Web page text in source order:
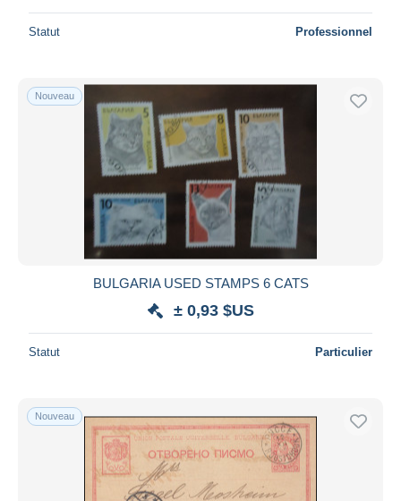
Statut Professionnel
Nouveau
BULGARIA USED STAMPS 6 CATS
± 0,93 $US
Statut Particulier
Nouveau